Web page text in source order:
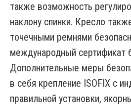
также возможность
наклону спинки. Кресло
точечными ремнями
международный сертификат
Дополнительные меры
в себя крепление ISOFIX с
правильной установки,